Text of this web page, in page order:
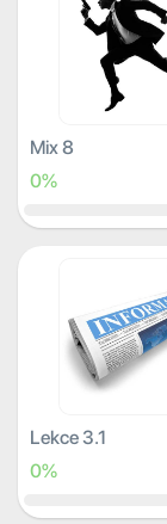
Mix 8
0%
Lekce 3.1
0%